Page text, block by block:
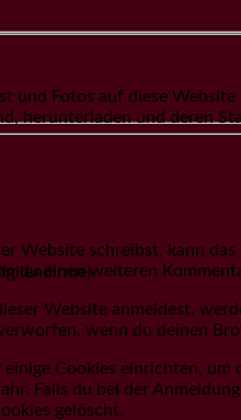
und Fotos auf diese
herunterladen und deren
Website schreibst, kann
du einen weiteren
Website anmeldest,
wenn du deinen
Cookies einrichten,
Falls du bei der
gelöscht.